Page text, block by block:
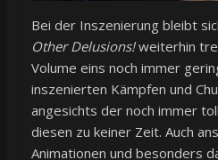
Bei der Inszenierung bleibt
Other Delusions!weiterhin
Volume eins noch immer
inszenierten Kämpfen und
angesichts der noch immer
diesen zu keiner Zeit. Auch
Animationen und besonders